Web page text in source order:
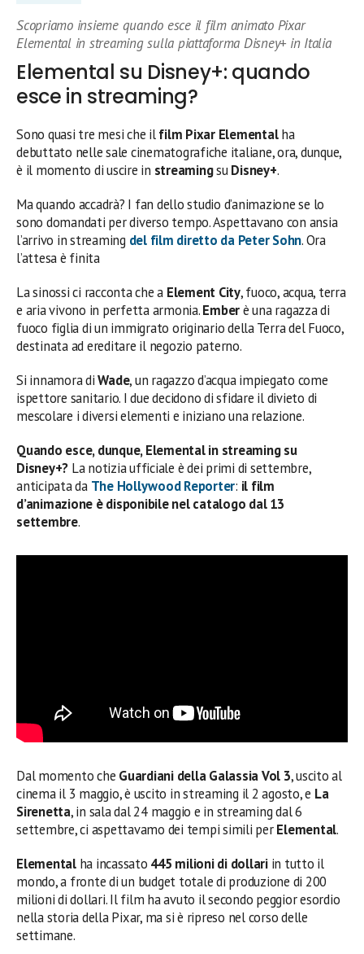
Scopriamo insieme quando esce il film animato Pixar
Elemental in streaming sulla piattaforma Disney+ in Italia
Elemental su Disney+: quando
esce in streaming?
Sono quasi tre mesi che ilfilm Pixar Elementalha
debuttato nelle sale cinematografiche italiane, ora, dunque,
è il momento di uscire in streamingsuDisney+.
Ma quando accadrà? I fan dello studio d’animazione se lo
sono domandati per diverso tempo. Aspettavano con ansia
l’arrivo in streaming del film diretto da Peter Sohn. Ora
l’attesa è finita
La sinossi ci racconta che a Element City, fuoco, acqua, terra
e aria vivono in perfetta armonia.Emberè una ragazza di
fuoco figlia di un immigrato originario della Terra del Fuoco,
destinata ad ereditare il negozio paterno.
Si innamora diWade, un ragazzo d’acqua impiegato come
ispettore sanitario. I due decidono di sfidare il divieto di
mescolare i diversi elementi e iniziano una relazione.
Quando esce, dunque, Elemental in streaming su
Disney+? La notizia ufficiale è dei primi di settembre,
anticipata da The Hollywood Reporter: il film
d’animazione è disponibile nel catalogo dal 13
settembre.
Dal momento che Guardiani della Galassia Vol 3, uscito al
cinema il 3 maggio, è uscito in streaming il 2 agosto, e La
Sirenetta, in sala dal 24 maggio e in streaming dal 6
settembre, ci aspettavamo dei tempi simili perElemental.
Elementalha incassato 445 milioni di dollari in tutto il
mondo, a fronte di un budget totale di produzione di 200
milioni di dollari. Il film ha avuto il secondo peggior esordio
nella storia della Pixar, ma si è ripreso nel corso delle
settimane.